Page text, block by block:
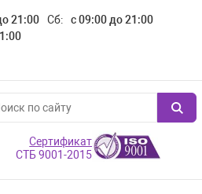
21:00 Сб:
с 09:00 до 21:00
Сертификат
СТБ 9001-2015